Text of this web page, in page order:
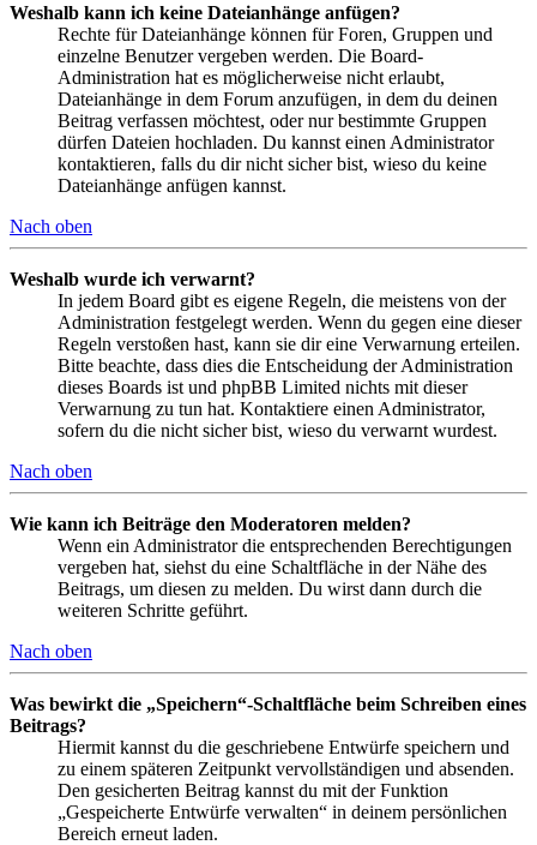
Weshalb kann ich keine Dateianhänge anfügen?
Rechte für Dateianhänge können für Foren, Gruppen und
einzelne Benutzer vergeben werden. Die Board-
Administration hat es möglicherweise nicht erlaubt,
Dateianhänge in dem Forum anzufügen, in dem du deinen
Beitrag verfassen möchtest, oder nur bestimmte Gruppen
dürfen Dateien hochladen. Du kannst einen Administrator
kontaktieren, falls du dir nicht sicher bist, wieso du keine
Dateianhänge anfügen kannst.
Nach oben
Weshalb wurde ich verwarnt?
In jedem Board gibt es eigene Regeln, die meistens von der
Administration festgelegt werden. Wenn du gegen eine dieser
Regeln verstoßen hast, kann sie dir eine Verwarnung erteilen.
Bitte beachte, dass dies die Entscheidung der Administration
dieses Boards ist und phpBB Limited nichts mit dieser
Verwarnung zu tun hat. Kontaktiere einen Administrator,
sofern du die nicht sicher bist, wieso du verwarnt wurdest.
Nach oben
Wie kann ich Beiträge den Moderatoren melden?
Wenn ein Administrator die entsprechenden Berechtigungen
vergeben hat, siehst du eine Schaltfläche in der Nähe des
Beitrags, um diesen zu melden. Du wirst dann durch die
weiteren Schritte geführt.
Nach oben
Was bewirkt die „Speichern“-Schaltfläche beim Schreiben eines
Beitrags?
Hiermit kannst du die geschriebene Entwürfe speichern und
zu einem späteren Zeitpunkt vervollständigen und absenden.
Den gesicherten Beitrag kannst du mit der Funktion
„Gespeicherte Entwürfe verwalten“ in deinem persönlichen
Bereich erneut laden.